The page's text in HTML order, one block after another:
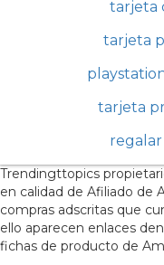
tarjeta
tarjeta
tarjeta
Trendingttopics
en calidad de Afiliado de
compras adscritas que
ello aparecen enlaces
fichas de producto de